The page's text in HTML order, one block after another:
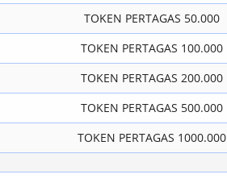
TOKEN PERTAGAS 50.000
TOKEN PERTAGAS 100.000
TOKEN PERTAGAS 200.000
TOKEN PERTAGAS 500.000
TOKEN PERTAGAS 1000.000